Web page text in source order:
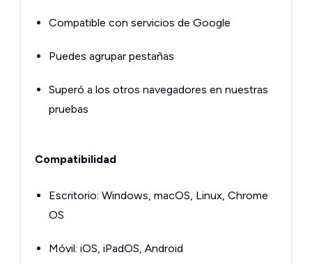
Compatible con servicios de Google
Puedes agrupar pestañas
Superó a los otros navegadores en nuestras
pruebas
Compatibilidad
Escritorio: Windows, macOS, Linux, Chrome
OS
Móvil: iOS, iPadOS, Android